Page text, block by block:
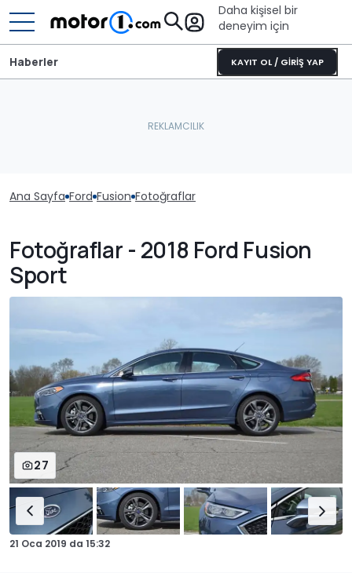
Daha kişisel bir
deneyim için
KAYIT OL / GİRİŞ YAP
Haberler
Ana Sayfa Ford Fusion Fotoğraflar
Fotoğraflar - 2018 Ford Fusion
Sport
27
21 Oca 2019 da 15:32